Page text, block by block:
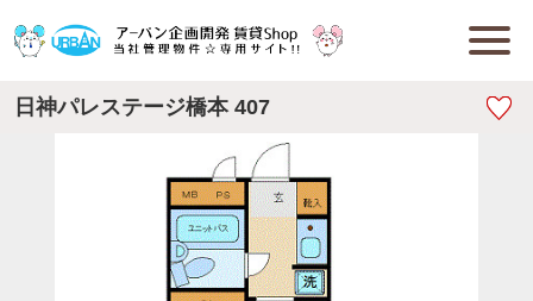
日神パレステージ橋本 407